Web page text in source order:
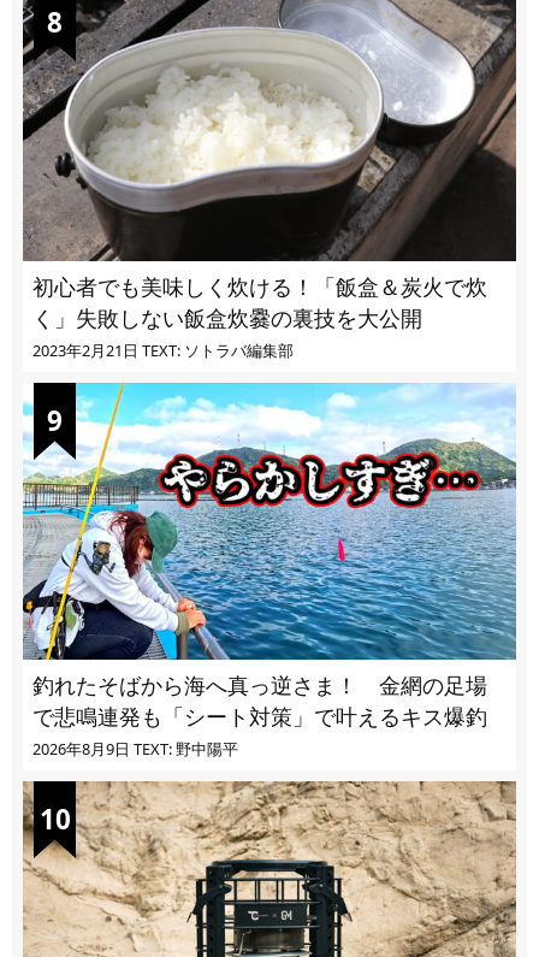
初心者でも美味しく炊ける！「飯盒＆炭火で炊
く」失敗しない飯盒炊爨の裏技を大公開
2023年2月21日 TEXT: ソトラバ編集部
釣れたそばから海へ真っ逆さま！ 金網の足場
で悲鳴連発も「シート対策」で叶えるキス爆釣
2026年8月9日 TEXT: 野中陽平